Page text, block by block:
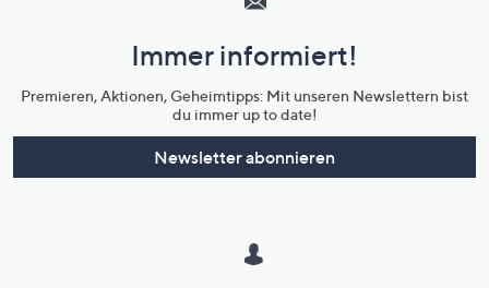
Unternehmensinformationen
Immer informiert!
Premieren, Aktionen, Geheimtipps: Mit unseren Newslettern bist
du immer up to date!
Newsletter abonnieren